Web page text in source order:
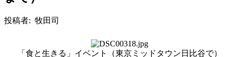
投稿者: 牧田司
「食と生きる」イベント（東京ミッドタウン日比谷で）